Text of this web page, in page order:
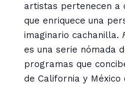
artistas pertenecen a
que enriquece una
imaginario cachanilla.
es una serie nómada
programas que
de California y